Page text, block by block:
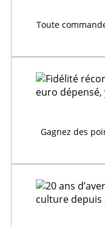
Toute
Gagnez des